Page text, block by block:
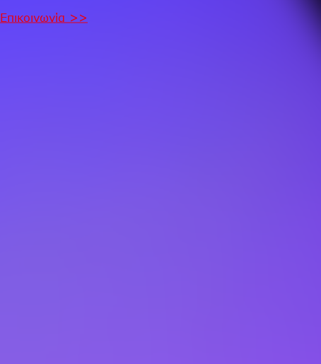
Επικοινωνία >>